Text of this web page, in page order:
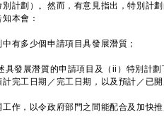
計劃）。然而，有意見指出，特別計
本會：
有多少個申請項目具發展潛質；
具發展潛質的申請項目及（ii）特別計
完工日期／完工日期，以及預計／已
工作，以令政府部門之間能配合及加快